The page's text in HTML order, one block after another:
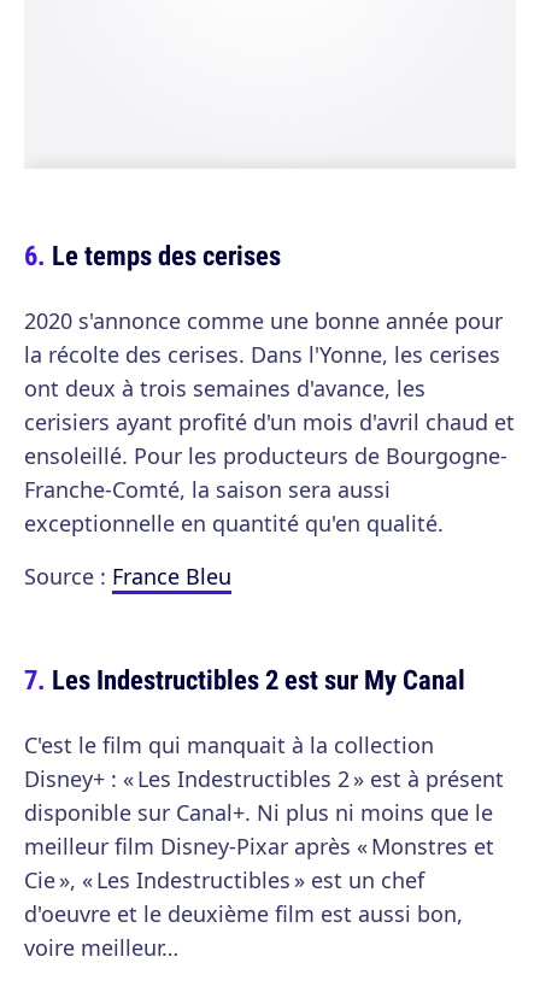
Le temps des cerises
2020 s'annonce comme une bonne année pour
la récolte des cerises. Dans l'Yonne, les cerises
ont deux à trois semaines d'avance, les
cerisiers ayant profité d'un mois d'avril chaud et
ensoleillé. Pour les producteurs de Bourgogne-
Franche-Comté, la saison sera aussi
exceptionnelle en quantité qu'en qualité.
Source : France Bleu
Les Indestructibles 2 est sur My Canal
C'est le film qui manquait à la collection
Disney+ : « Les Indestructibles 2 » est à présent
disponible sur Canal+. Ni plus ni moins que le
meilleur film Disney-Pixar après « Monstres et
Cie », « Les Indestructibles » est un chef
d'oeuvre et le deuxième film est aussi bon,
voire meilleur…